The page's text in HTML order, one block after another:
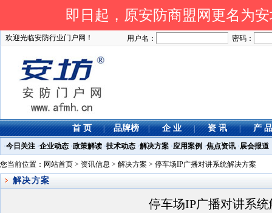
即日起，原安防商盟网更名
欢迎光临安防行业门户网！ 用户名： 密码：
首 页 | 品牌榜 | 企 业 | 资 讯 | 产 品
·今日关注 ·企业动态 ·政策解读 ·技术动态 ·解决方案 ·应用案例 ·焦点资讯 ·展会报道
您当前位置： 网站首页 > 资讯信息 > 解决方案 > 停车场IP广播对讲系统解决方案
解决方案
停车场IP广播对讲系